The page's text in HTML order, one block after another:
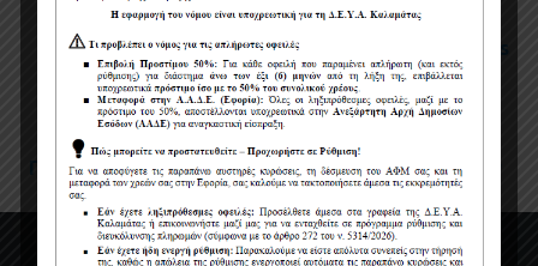
Πολιτική χρήσης cookies
Όροι χρήσης
Πολιτική Προστασίας Προσωπικών Δεδομένων